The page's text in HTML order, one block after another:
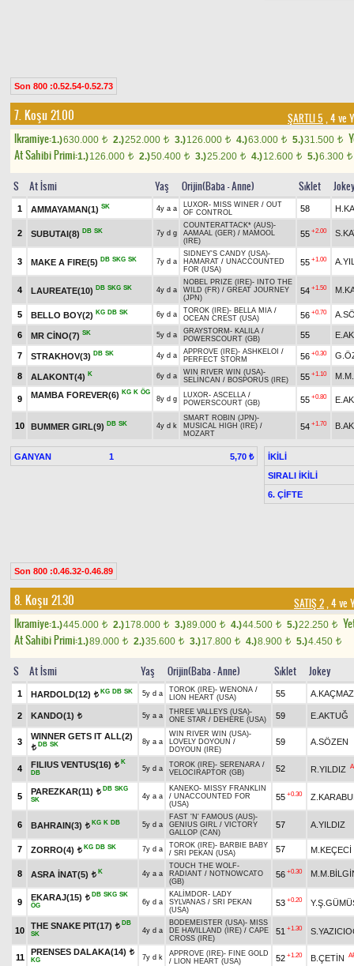
Son 800 :0.52.54-0.52.73
7. Koşu 21.00 ŞARTLI 5 , 4 ve
Ikramiye:1.)630.000 t 2.)252.000 t 3.)126.000 t 4.)63.000 t 5.)31.500 t
At Sahibi Primi:1.)126.000 t 2.)50.400 t 3.)25.200 t 4.)12.600 t 5.)6.300 t
S At İsmi Yaş Orijin(Baba - Anne) Sıklet
1 AMMAYAMAN(1) SK 4y a a LUXOR- MISS WINER / OUT
OF CONTROL
58
2 SUBUTAI(8) DB SK 7y d g
COUNTERATTACK* (AUS)-
AAMAAL (GER) / MAMOOL
(IRE)
55 +2.00
3 MAKE A FIRE(5) DB SKG SK 7y d a
SIDNEY'S CANDY (USA)-
HAMARAT / UNACCOUNTED
FOR (USA)
55 +1.00
4 LAUREATE(10) DB SKG SK 4y d a
NOBEL PRIZE (IRE)-
INTO THE
WILD (FR) / GREAT JOURNEY
(JPN)
54 +1.50
5 BELLO BOY(2) KG DB SK 6y d a TOROK (IRE)- BELLA MIA /
OCEAN CREST (USA)
56 +0.70
6 MR CİNO(7) SK 5y d a GRAYSTORM - KALILA /
POWERSCOURT (GB)
55
7 STRAKHOV(3) DB SK 4y d a APPROVE (IRE)- ASHKELOI /
PERFECT STORM
56 +0.30
8 ALAKONT(4) K 6y d a WIN RIVER WIN (USA)-
SELİNCAN / BOSPORUS (IRE) 55 +1.10
9 MAMBA FOREVER(6) KG K ÖG
8y d g LUXOR- ASCELLA /
POWERSCOURT (GB)
55 +0.80
10 BUMMER GIRL(9) DB SK 4y d k
SMART ROBIN (JPN)-
MUSICAL HIGH (IRE) /
MOZART
54 +1.70
GANYAN 1 5,70 ₺
İKİLİ
SIRALI İKİLİ
6. ÇİFTE
Son 800 :0.46.32-0.46.89
8. Koşu 21.30 SATIŞ 2, 4 ve
Ikramiye:1.)445.000 t 2.)178.000 t 3.)89.000 t 4.)44.500 t 5.)22.250 t
At Sahibi Primi:1.)89.000 t 2.)35.600 t 3.)17.800 t 4.)8.900 t 5.)4.450 t
S At İsmi Yaş Orijin(Baba - Anne) Sıklet Jokey
1 HARDOLD(12) t KG DB SK 5y d a TOROK (IRE)- WENONA /
LION HEART (USA)
55 A.KAÇMAZ
2 KANDO(1) t 5y a a THREE VALLEYS (USA)-
ONE STAR / DEHERE (USA) 59 E.AKTUĞ
3
WINNER GETS IT ALL(2)
t DB SK 8y a a
WIN RIVER WIN (USA)-
LOVELY DOYOUN /
DOYOUN (IRE)
59 A.SÖZEN
4 FILIUS VENTUS(16) t K
DB
5y d a TOROK (IRE)- SERENARA /
VELOCIRAPTOR (GB)
52 R.YILDIZ
5
PAREZKAR(11) t DB SKG
SK
4y a a
KANEKO- MISSY FRANKLIN
/ UNACCOUNTED FOR
(USA)
55 +0.30
6 BAHRAIN(3) t KG K DB 5y d a
FAST 'N' FAMOUS (AUS)-
GENIUS GIRL / VICTORY
GALLOP (CAN)
57 A.YILDIZ
7 ZORRO(4) t KG DB SK 7y d a TOROK (IRE)- BARBIE BABY
/ SRI PEKAN (USA) 57 M.KEÇECİ
8 ASRA İNAT(5) t K 4y a a
TOUCH THE WOLF-
RADIANT / NOTNOWCATO
(GB)
56 +0.30
9
EKARAJ(15) t DB SKG SK
ÖG
6y d a
KALİMDOR- LADY
SYLVANAS / SRI PEKAN
(USA)
53 +0.20
10
THE SNAKE PIT(17) t DB
SK
4y d a
BODEMEISTER (USA)- MISS
DE HAVILLAND (IRE) / CAPE
CROSS (IRE)
51 +1.30
11
PRENSES DALAKA(14) t
KG 7y d k APPROVE (IRE)- FINE GOLD
/ LION HEART (USA) 52 +1.20 B.ÇETİN